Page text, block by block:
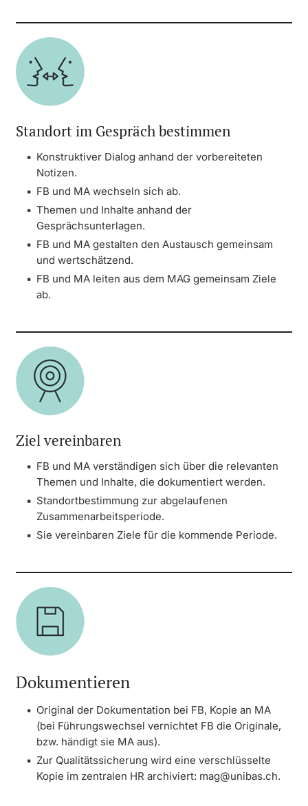
Standort im Gespräch bestimmen
Konstruktiver Dialog anhand der vorbereiteten
Notizen.
FB und MA wechseln sich ab.
Themen und Inhalte anhand der
Gesprächsunterlagen.
FB und MA gestalten den Austausch gemeinsam
und wertschätzend.
FB und MA leiten aus dem MAG gemeinsam Ziele
ab.
Ziel vereinbaren
FB und MA verständigen sich über die relevanten
Themen und Inhalte, die dokumentiert werden.
Standortbestimmung zur abgelaufenen
Zusammenarbeitsperiode.
Sie vereinbaren Ziele für die kommende Periode.
Dokumentieren
Original der Dokumentation bei FB, Kopie an MA
(bei Führungswechsel vernichtet FB die Originale,
bzw. händigt sie MA aus).
Zur Qualitätssicherung wird eine verschlüsselte
Kopie im zentralen HR archiviert: mag@unibas.ch.